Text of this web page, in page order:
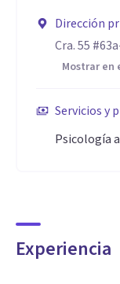
Dirección
Cra. 55
Mostrar en
Servicios y
Psicología
Experiencia